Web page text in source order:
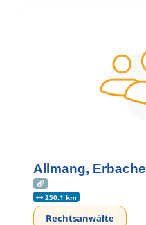
Allmang,
250.1 km
Rechtsanwälte